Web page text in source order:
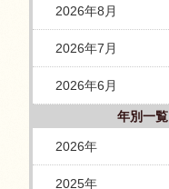
2026年8月
2026年7月
2026年6月
年別一覧
2026年
2025年